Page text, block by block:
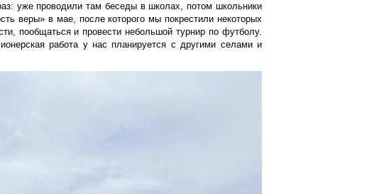
уже проводили там беседы в школах, потом школьники
веры» в мае, после которого мы покрестили некоторых
пообщаться и провести небольшой турнир по футболу.
работа у нас планируется с другими селами и